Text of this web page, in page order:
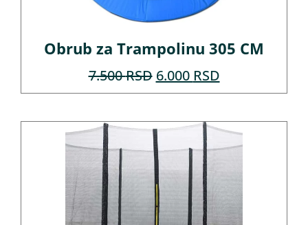
Obrub za Trampolinu 305 CM
7.500RSD 6.000 RSD